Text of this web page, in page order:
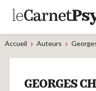
Articles
Accueil Auteurs
GEORGES